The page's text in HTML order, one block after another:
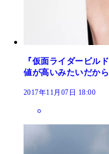
『仮面ライダービル
値が高いみたいだか
2017年11月07日 18:00